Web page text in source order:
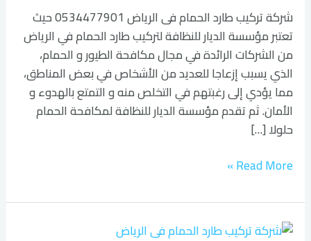
شركة تركيب طارد الحمام فى الرياض 0534477901 حيث
تعتبر مؤسسة الديار للنظافة لتركيب طارد الحمام في الرياض
من الشركات الرائدة في مجال مكافحة الطيور و الحمام،
الذي يسبب إزعاجا للعديد من الأشخاص في بعض المناطق،
مما يؤدي إلى رغبتهم في التخلص منه و التمتع بالهدوء و
الأمان. ثم تقدم مؤسسة الديار للنظافة لمكافحة الحمام
حلولا […]
Read More »
شركة